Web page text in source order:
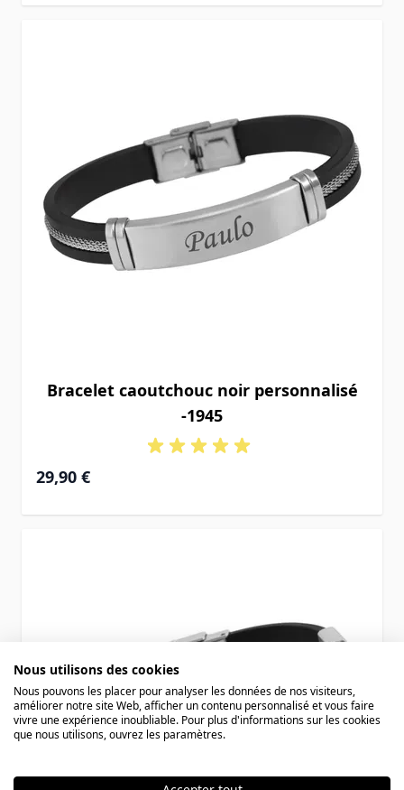
Bracelet caoutchouc noir personnalisé
-1945
29,90 €
Nous utilisons des cookies
Nous pouvons les placer pour analyser les données de nos visiteurs,
améliorer notre site Web, afficher un contenu personnalisé et vous faire
vivre une expérience inoubliable. Pour plus d'informations sur les cookies
que nous utilisons, ouvrez les paramètres.